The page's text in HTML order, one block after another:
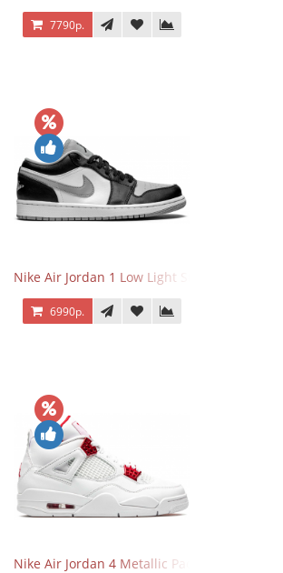
7790р.
Nike Air Jordan 1 Low Light Smoke Grey
6990р.
Nike Air Jordan 4 Metallic Pack University Red